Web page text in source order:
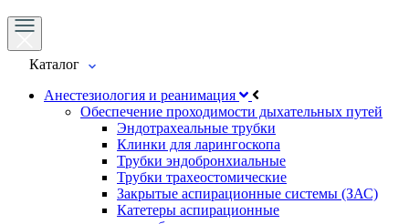
Каталог
Анестезиология и реанимация
Обеспечение проходимости дыхательных путей
Эндотрахеальные трубки
Клинки для ларингоскопа
Трубки эндобронхиальные
Трубки трахеостомические
Закрытые аспирационные системы (ЗАС)
Катетеры аспирационные